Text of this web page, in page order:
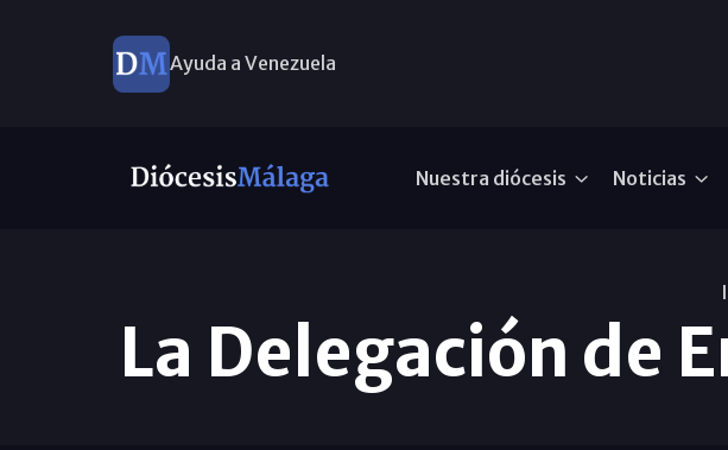
Ayuda a Venezuela
Nuestra diócesis Noticias
La Delegación de